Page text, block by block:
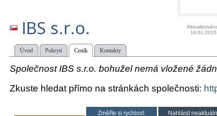
IBS s.r.o.
16.01.2015
Úvod Pokrytí Ceník Kontakty
Společnost IBS s.r.o. bohužel nemá vložené
Zkuste hledat přímo na stránkách společnosti:
Změřte si rychlost:
Nahlásit